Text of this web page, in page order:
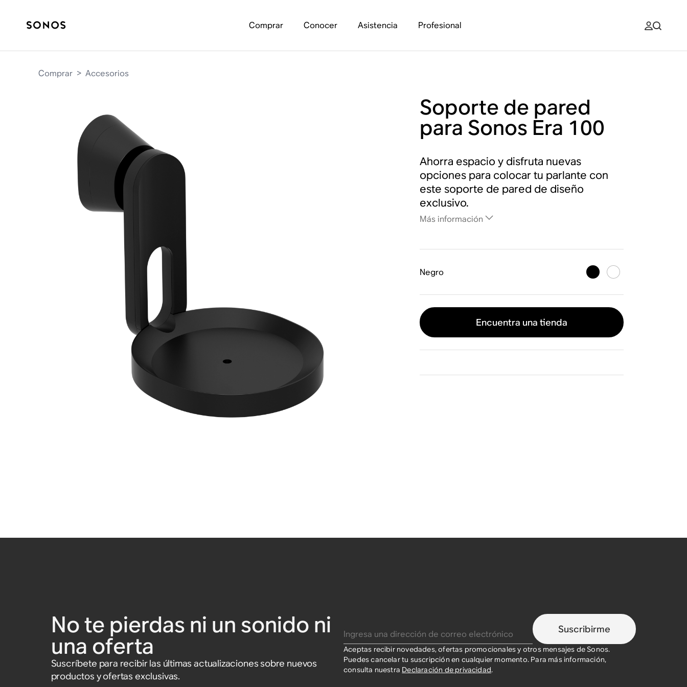
Comprar Conocer Asistencia Profesional
Comprar > Accesorios
Soporte de pared
para Sonos Era 100
Ahorra espacio y disfruta nuevas
opciones para colocar tu parlante con
este soporte de pared de diseño
exclusivo.
Más información
Negro
Encuentra una tienda
No te pierdas ni un sonido ni
una oferta
Suscríbete para recibir las últimas actualizaciones sobre nuevos
productos y ofertas exclusivas.
Suscribirme
Aceptas recibir novedades, ofertas promocionales y otros mensajes de Sonos.
Puedes cancelar tu suscripción en cualquier momento. Para más información,
consulta nuestra Declaración de privacidad.​